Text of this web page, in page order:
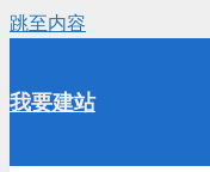
跳至内容
我要建站